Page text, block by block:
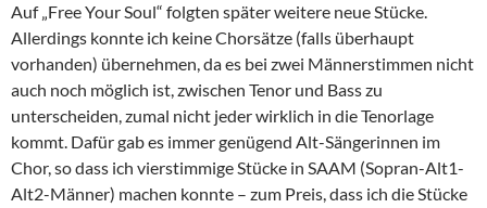
Auf „Free Your Soul“ folgten später weitere neue Stücke.
Allerdings konnte ich keine Chorsätze (falls überhaupt
vorhanden) übernehmen, da es bei zwei Männerstimmen nicht
auch noch möglich ist, zwischen Tenor und Bass zu
unterscheiden, zumal nicht jeder wirklich in die Tenorlage
kommt. Dafür gab es immer genügend Alt-Sängerinnen im
Chor, so dass ich vierstimmige Stücke in SAAM (Sopran-Alt1-
Alt2-Männer) machen konnte – zum Preis, dass ich die Stücke